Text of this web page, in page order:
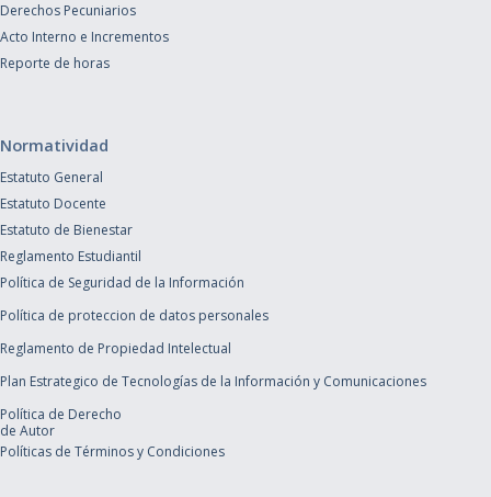
Derechos Pecuniarios
Acto Interno e Incrementos
Reporte de horas
Normatividad
Estatuto General
Estatuto Docente
Estatuto de Bienestar
Reglamento Estudiantil
Política de Seguridad de la Información
Política de proteccion de datos personales
Reglamento de Propiedad Intelectual
Plan Estrategico de Tecnologías de la Información y Comunicaciones
Política de Derecho
de Autor
Políticas de Términos y Condiciones